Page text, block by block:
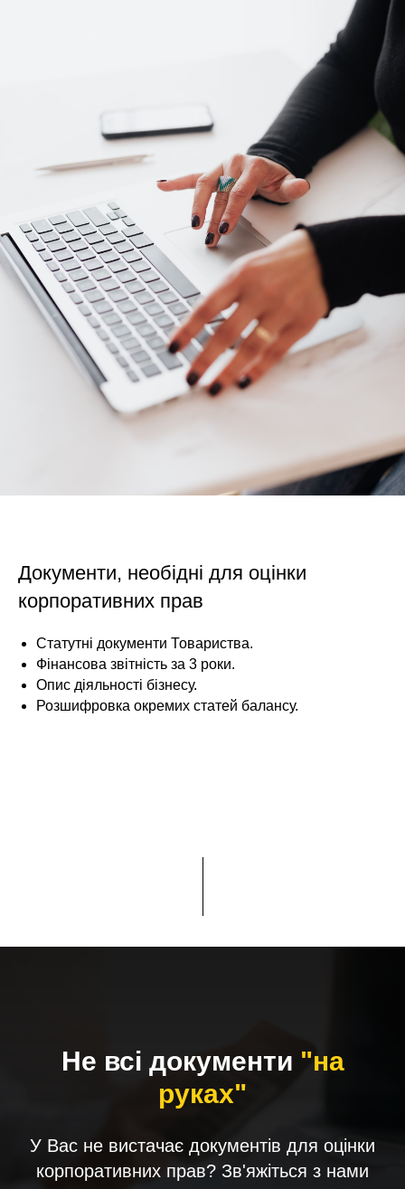
Документи, необідні для оцінки
корпоративних прав
Статутні документи Товариства.
Фінансова звітність за 3 роки.
Опис діяльності бізнесу.
Розшифровка окремих статей балансу.
Не всі документи "на
руках"
У Вас не вистачає документів для оцінки
корпоративних прав? Зв'яжіться з нами